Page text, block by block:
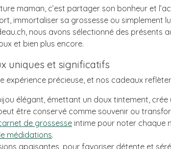
maman, c’est partager son bonheur et
immortaliser sa grossesse ou simplement
nous avons sélectionné des présents
et bien plus encore.
uniques et significatifs
expérience précieuse, et nos cadeaux
élégant, émettant un doux tintement,
être conservé comme souvenir ou
de grossesse intime pour noter chaque
médidations.
apaisantes, pour favoriser détente et